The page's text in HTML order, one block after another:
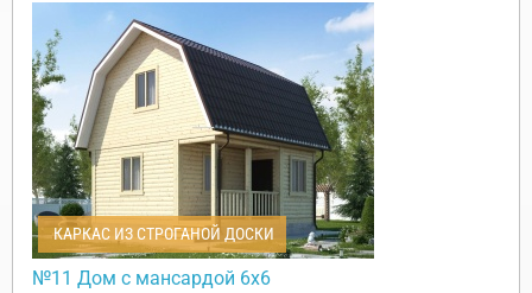
КАРКАС ИЗ СТРОГАНОЙ ДОСКИ
№11 Дом с мансардой 6х6